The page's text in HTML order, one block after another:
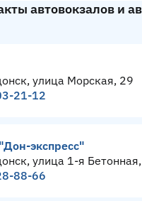
автовокзалов и
улица Морская, 29
21-12
экспресс"
улица 1-я
88-66